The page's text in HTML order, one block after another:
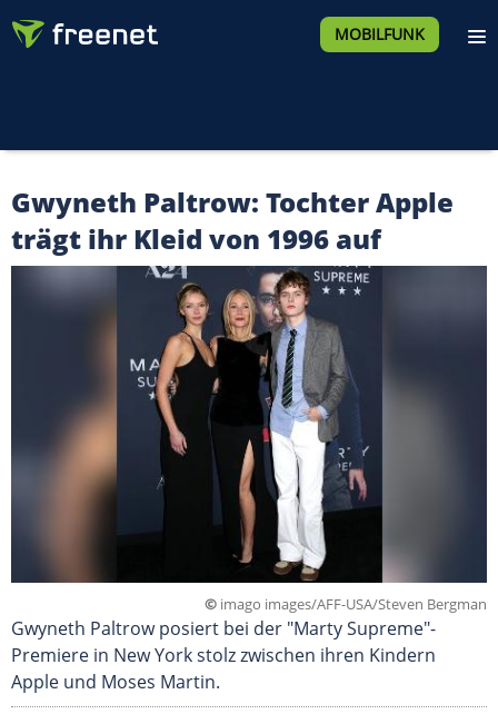
MOBILFUNK
Gwyneth Paltrow: Tochter Apple
trägt ihr Kleid von 1996 auf
© imago images/AFF-USA/Steven Bergman
Gwyneth Paltrow posiert bei der "Marty Supreme"-
Premiere in New York stolz zwischen ihren Kindern
Apple und Moses Martin.